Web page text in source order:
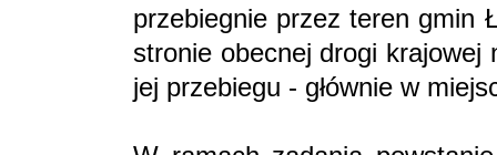
przebiegnie przez teren gmin
stronie obecnej drogi
jej przebiegu - głównie w